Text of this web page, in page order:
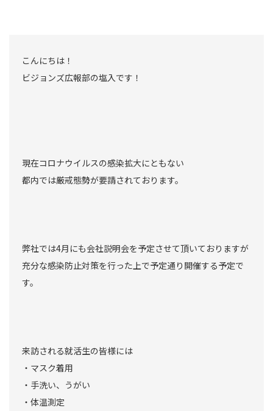
こんにちは！
ビジョンズ広報部の塩入です！
現在コロナウイルスの感染拡大にともない
都内では厳戒態勢が要請されております。
弊社では4月にも会社説明会を予定させて頂いておりますが
充分な感染防止対策を行った上で予定通り開催する予定で
す。
来訪される就活生の皆様には
・マスク着用
・手洗い、うがい
・体温測定